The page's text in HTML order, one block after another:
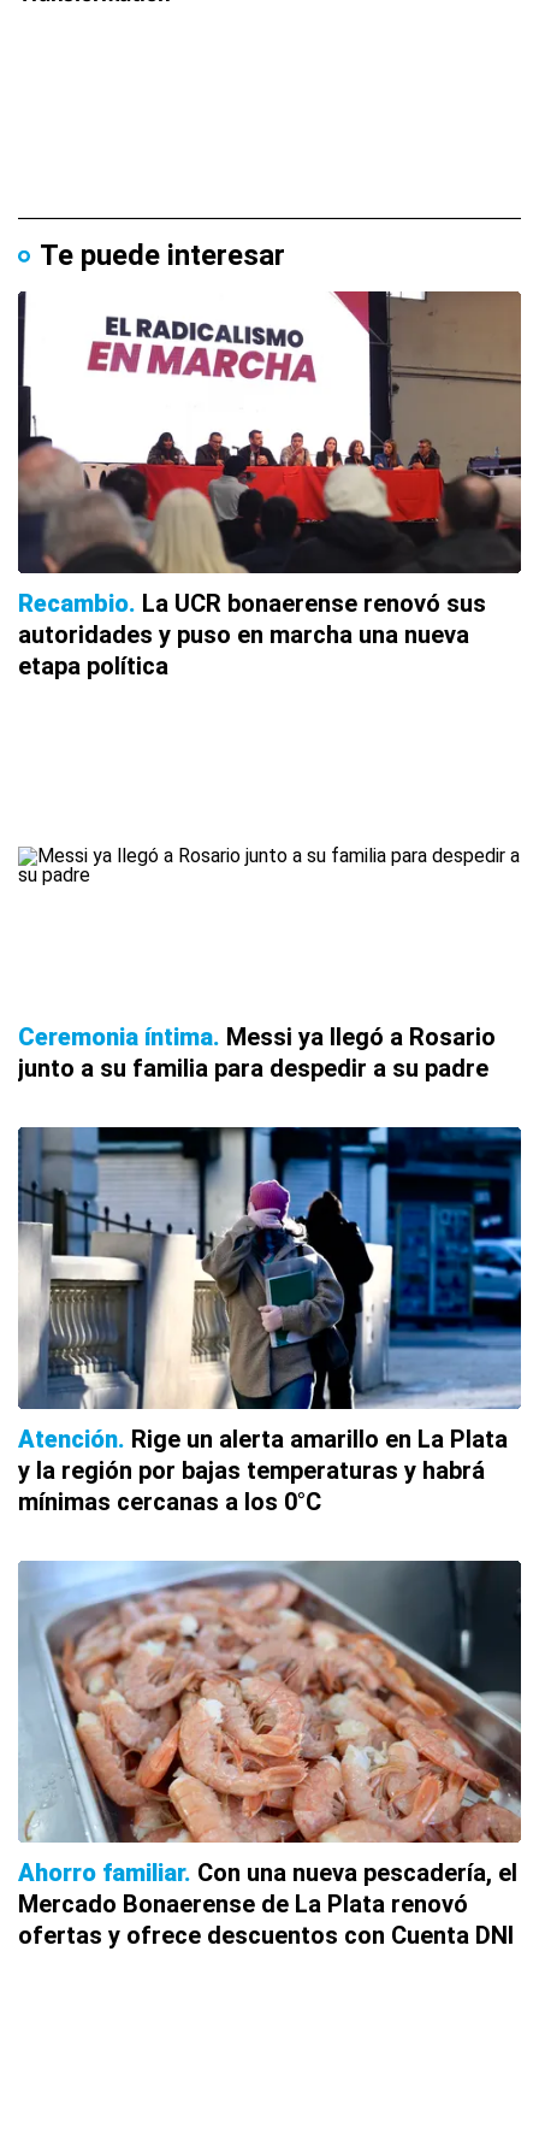
Te puede interesar
Recambio La UCR bonaerense renovó sus
autoridades y puso en marcha una nueva
etapa política
Ceremonia íntima Messi ya llegó a Rosario
junto a su familia para despedir a su padre
Atención Rige un alerta amarillo en La Plata
y la región por bajas temperaturas y habrá
mínimas cercanas a los 0°C
Ahorro familiar Con una nueva pescadería, el
Mercado Bonaerense de La Plata renovó
ofertas y ofrece descuentos con Cuenta DNI